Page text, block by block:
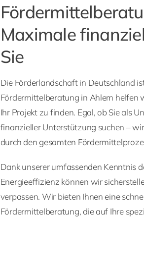
Maximale
Sie
Die Förderlandschaft in Deutschland
Fördermittelberatung in Ahlem helfen
Ihr Projekt zu finden. Egal, ob Sie als
finanzieller Unterstützung suchen –
durch den gesamten
Dank unserer umfassenden Kenntnis
Energieeffizienz können wir
verpassen. Wir bieten Ihnen eine
Fördermittelberatung, die auf Ihre